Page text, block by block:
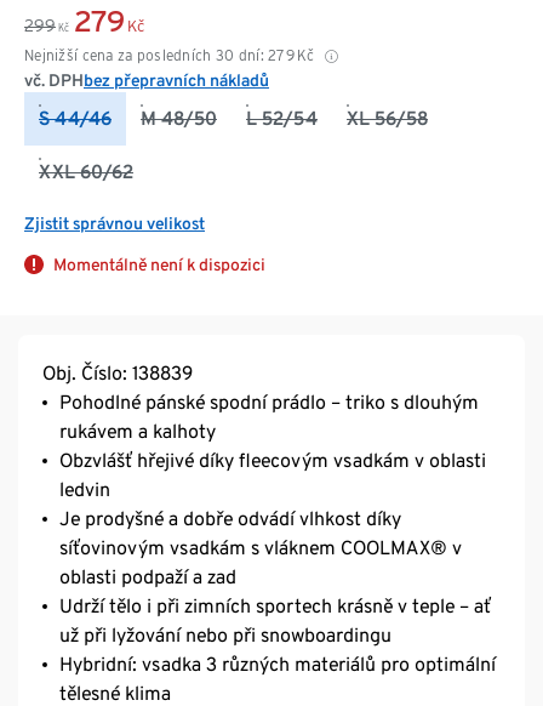
299 Kč 279 Kč
Nejnižší cena za posledních 30 dní: 279 Kč
vč. DPHbez přepravních nákladů
S 44/46 M 48/50 L 52/54 XL 56/58
XXL 60/62
Zjistit správnou velikost
Momentálně není k dispozici
Obj. Číslo: 138839
Pohodlné pánské spodní prádlo – triko s dlouhým
rukávem a kalhoty
Obzvlášť hřejivé díky fleecovým vsadkám v oblasti
ledvin
Je prodyšné a dobře odvádí vlhkost díky
síťovinovým vsadkám s vláknem COOLMAX® v
oblasti podpaží a zad
Udrží tělo i při zimních sportech krásně v teple – ať
už při lyžování nebo při snowboardingu
Hybridní: vsadka 3 různých materiálů pro optimální
tělesné klima